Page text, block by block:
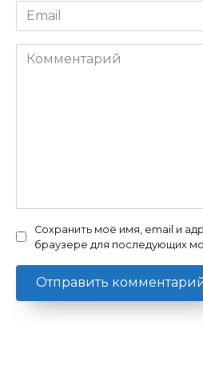
Email
*
Комментарий
Сохранить моё имя, email и
браузере для последующих